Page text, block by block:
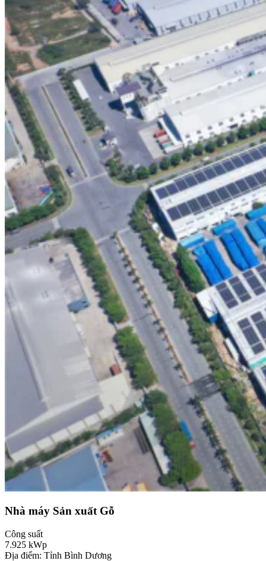
Nhà máy Sản xuất Gỗ
Công suất
7.925 kWp
Địa điểm: Tỉnh Bình Dương